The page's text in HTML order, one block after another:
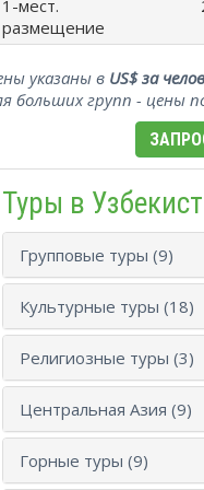
1-мест.
размещение
указаны в US$ за
больших групп - цены
Туры в
Групповые туры (9)
Культурные туры (18)
Религиозные туры (3)
Центральная Азия (9)
Горные туры (9)